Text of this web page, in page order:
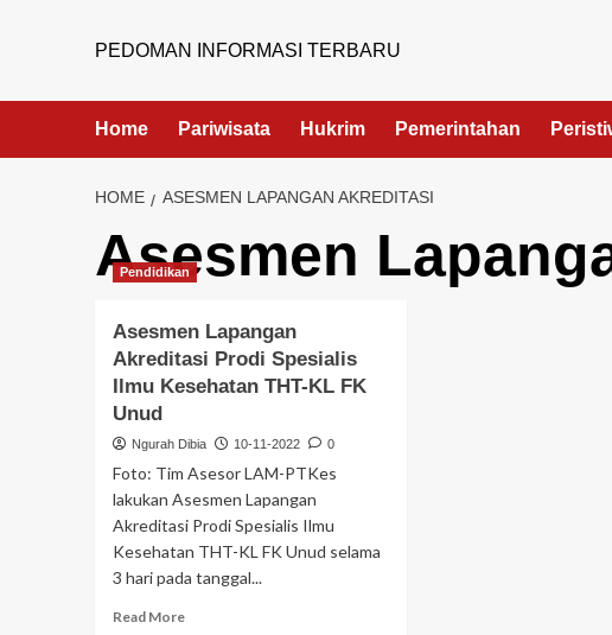
PEDOMAN INFORMASI TERBARU
Home Pariwisata Hukrim Pemerintahan
HOME ASESMEN LAPANGAN AKREDITASI
Asesmen
Pendidikan
Asesmen Lapangan
Akreditasi Prodi Spesialis
Ilmu Kesehatan THT-KL FK
Unud
Ngurah Dibia 10-11-2022 0
Foto: Tim Asesor LAM-PTKes
lakukan Asesmen Lapangan
Akreditasi Prodi Spesialis Ilmu
Kesehatan THT-KL FK Unud selama
3 hari pada tanggal...
Read More